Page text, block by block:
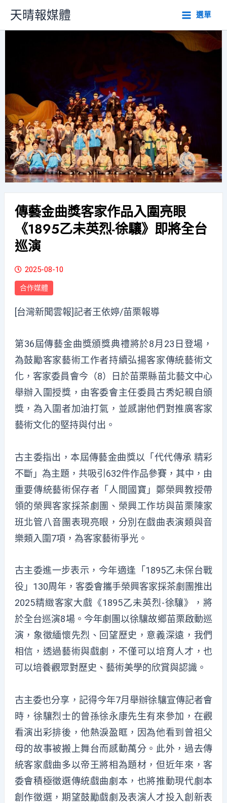
主
天晴報媒體 選單
傳藝金曲獎客家作品入圍亮眼
《1895乙未英烈-徐驤》即將全台
巡演
2025-08-10
合作媒體
[台灣新聞雲報]記者王依婷/苗栗報導
第36屆傳藝金曲獎頒獎典禮將於8月23日登場，
為鼓勵客家藝術工作者持續弘揚客家傳統藝術文
化，客家委員會今（8）日於苗栗縣苗北藝文中心
舉辦入圍授獎，由客委會主任委員古秀妃親自頒
獎，為入圍者加油打氣，並感謝他們對推廣客家
藝術文化的堅持與付出。
古主委指出，本屆傳藝金曲獎以「代代傳承 精彩
不斷」為主題，共吸引632件作品參賽，其中，由
重要傳統藝術保存者「人間國寶」鄭榮興教授帶
領的榮興客家採茶劇團、榮興工作坊與苗栗陳家
班北管八音團表現亮眼，分別在戲曲表演類與音
樂類入圍7項，為客家藝術爭光。
古主委進一步表示，今年適逢「1895乙未保台戰
役」130周年，客委會攜手榮興客家採茶劇團推出
2025精緻客家大戲《1895乙未英烈-徐驤》，將
於全台巡演8場。今年劇團以徐驤故鄉苗栗啟動巡
演，象徵緬懷先烈、回望歷史，意義深遠，我們
相信，透過藝術與戲劇，不僅可以培育人才，也
可以培養觀眾對歷史、藝術美學的欣賞與認識。
古主委也分享，記得今年7月舉辦徐驤宣傳記者會
時，徐驤烈士的曾孫徐永康先生有來參加，在觀
看演出彩排後，他熱淚盈眶，因為他看到曾祖父
母的故事被搬上舞台而感動萬分。此外，過去傳
統客家戲曲多以帝王將相為題材，但近年來，客
委會積極徵選傳統戲曲劇本，也將推動現代劇本
創作徵選，期望鼓勵戲劇及表演人才投入創新表